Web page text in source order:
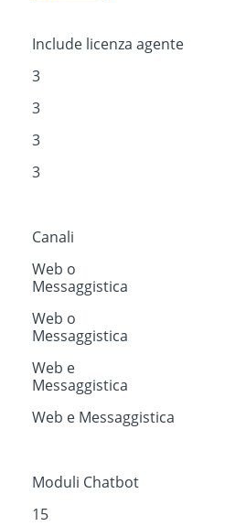
Include licenza agente
3
3
3
3
Canali
Web o
Messaggistica
Web o
Messaggistica
Web e
Messaggistica
Web e Messaggistica
Moduli Chatbot
15